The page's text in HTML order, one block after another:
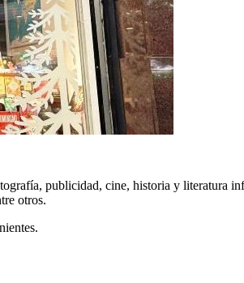
publicidad, cine, historia y literatura
otros.